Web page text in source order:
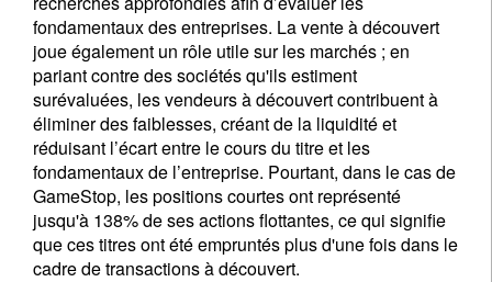
fondamentaux des entreprises. La vente à découvert
joue également un rôle utile sur les marchés ; en
pariant contre des sociétés qu'ils estiment
surévaluées, les vendeurs à découvert contribuent à
éliminer des faiblesses, créant de la liquidité et
réduisant l’écart entre le cours du titre et les
fondamentaux de l’entreprise. Pourtant, dans le cas de
GameStop, les positions courtes ont représenté
jusqu'à 138% de ses actions flottantes, ce qui signifie
que ces titres ont été empruntés plus d'une fois dans le
cadre de transactions à découvert.